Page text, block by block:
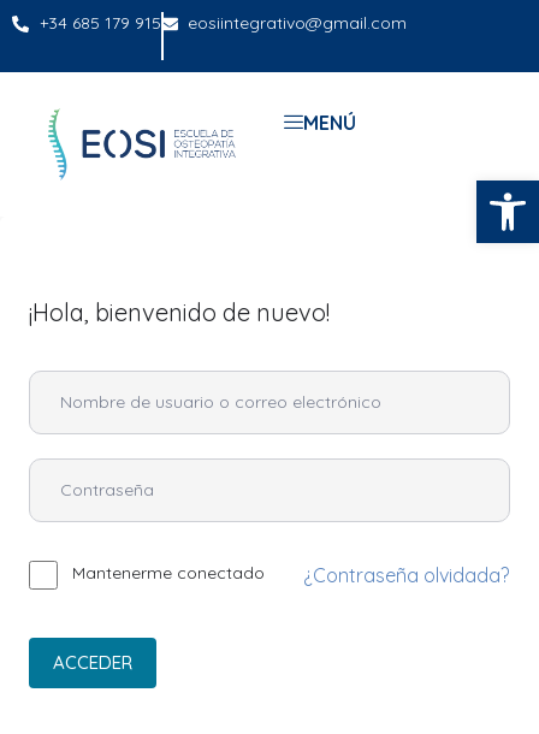
+34 685 179 915 eosiintegrativo@gmail.com
MENÚ
¡Hola, bienvenido de nuevo!
Mantenerme conectado ¿Contraseña olvidada?
ACCEDER